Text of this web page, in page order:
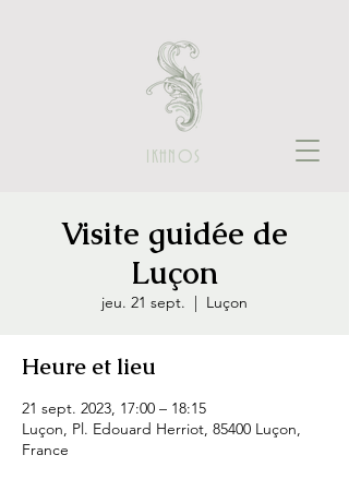
IKHNOS
Visite guidée de
Luçon
jeu. 21 sept.
  |
Luçon
Heure et lieu
21 sept. 2023, 17:00 – 18:15
Luçon, Pl. Edouard Herriot, 85400 Luçon,
France